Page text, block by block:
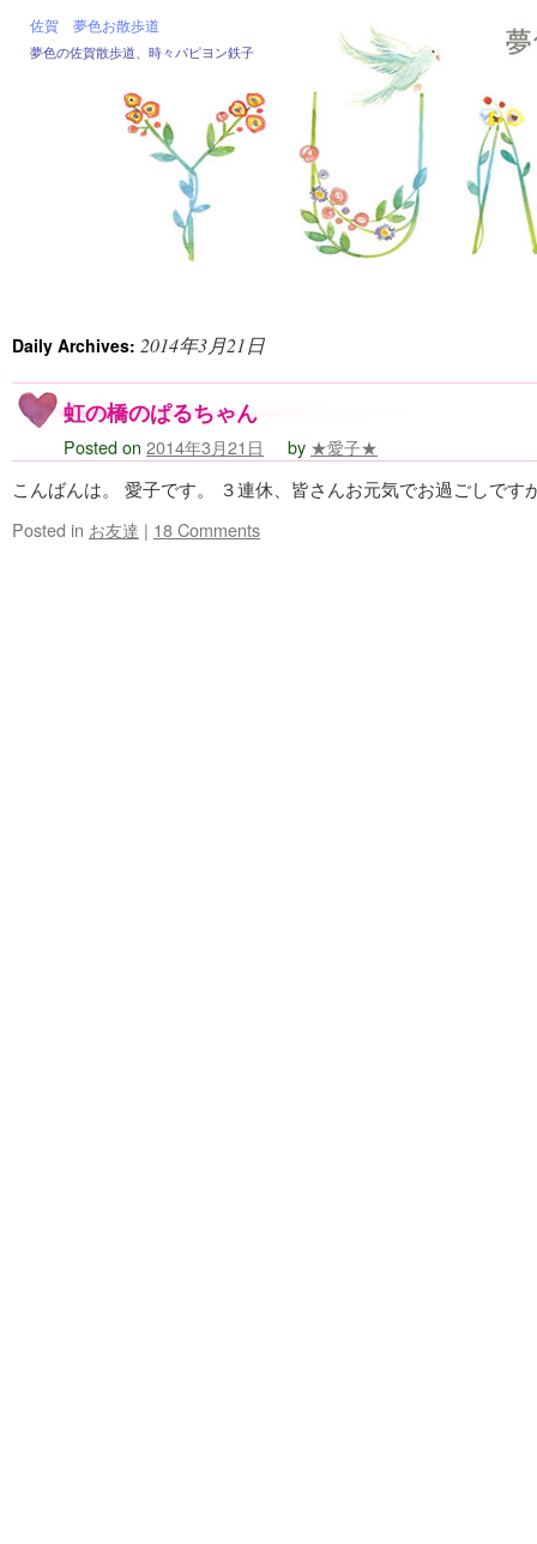
佐賀 夢色お散歩道
夢色の佐賀散歩道、時々パピヨン鉄子
Daily Archives: 2014年3月21日
虹の橋のぱるちゃん
Posted on 2014年3月21日 by ★愛子★
こんばんは。 愛子です。 ３連休、皆さんお元気でお過ごしで
Posted in お友達 | 18 Comments